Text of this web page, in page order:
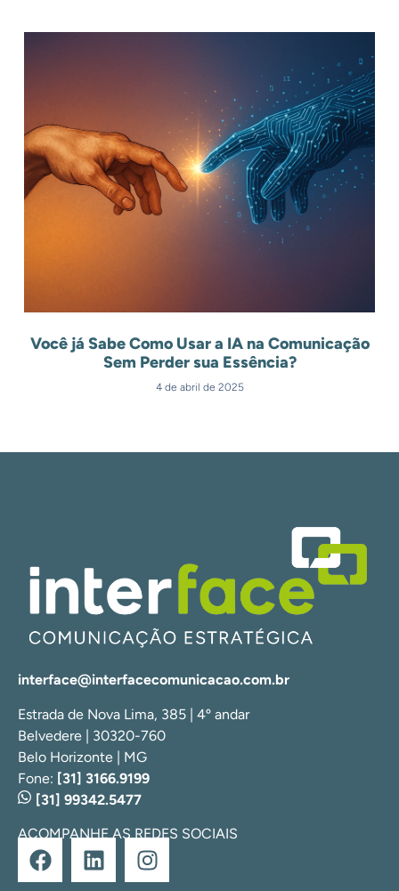
Você já Sabe Como Usar a IA na Comunicação
Sem Perder sua Essência?
4 de abril de 2025
interface@interfacecomunicacao.com.br
Estrada de Nova Lima, 385 | 4º andar
Belvedere | 30320-760
Belo Horizonte | MG
Fone: [31] 3166.9199
[31] 99342.5477
ACOMPANHE AS REDES SOCIAIS